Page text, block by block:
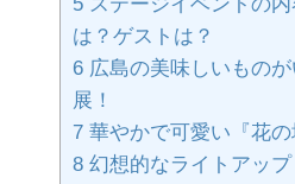
5 ステージイベントの
は？ゲストは？
6 広島の美味しいもの
展！
7 華やかで可愛い『花の
8 幻想的なライトアップ